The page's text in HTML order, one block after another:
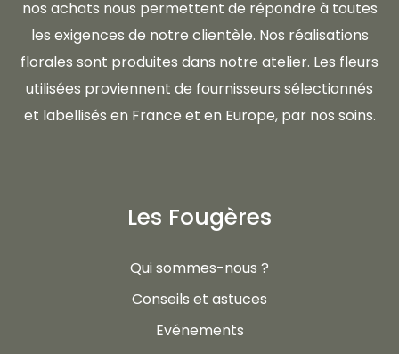
nos achats nous permettent de répondre à toutes
les exigences de notre clientèle. Nos réalisations
florales sont produites dans notre atelier. Les fleurs
utilisées proviennent de fournisseurs sélectionnés
et labellisés en France et en Europe, par nos soins.
Les Fougères
Qui sommes-nous ?
Conseils et astuces
Evénements